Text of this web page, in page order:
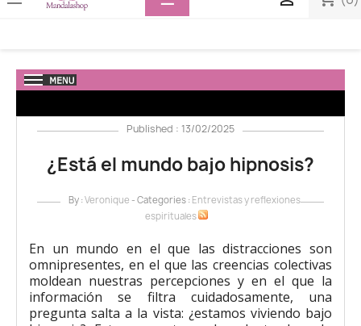
navigation
Published : 13/02/2025
¿Está el mundo bajo hipnosis?
By :Veronique - Categories : Entrevistas y reflexiones
espirituales
En un mundo en el que las distracciones son
omnipresentes, en el que las creencias colectivas
moldean nuestras percepciones y en el que la
información se filtra cuidadosamente, una
pregunta salta a la vista: ¿estamos viviendo bajo